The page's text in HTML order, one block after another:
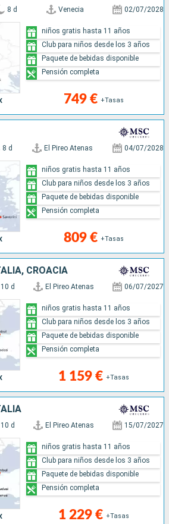
8 d Venecia 02/07/2028
749 € +Tasas
niños gratis hasta 11 años
Club para niños desde los 3 años
Paquete de bebidas disponible
Pensión completa
8 d El Pireo Atenas 04/07/2028
809 € +Tasas
niños gratis hasta 11 años
Club para niños desde los 3 años
Paquete de bebidas disponible
Pensión completa
CROACIA
10 d El Pireo Atenas 06/07/2027
1 159 € +Tasas
niños gratis hasta 11 años
Club para niños desde los 3 años
Paquete de bebidas disponible
Pensión completa
10 d El Pireo Atenas 15/07/2027
1 229 € +Tasas
niños gratis hasta 11 años
Club para niños desde los 3 años
Paquete de bebidas disponible
Pensión completa